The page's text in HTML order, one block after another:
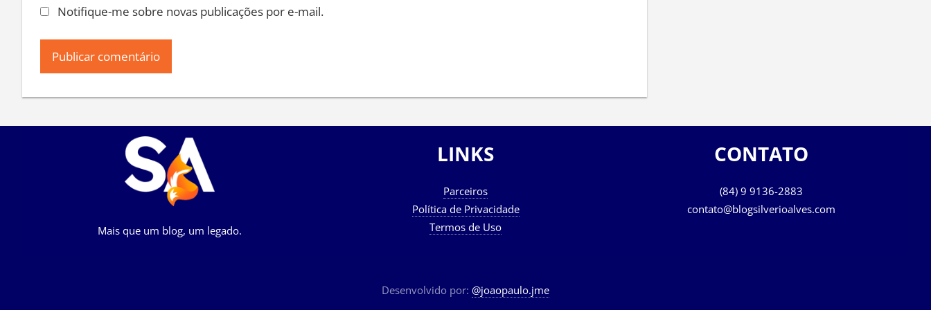
Notifique-me sobre novas publicações por e-mail.
Mais que um blog, um legado.
LINKS
Parceiros
Política de Privacidade
Termos de Uso
CONTATO
(84) 9 9136-2883
contato@blogsilverioalves.com
Desenvolvido por: @joaopaulo.jme